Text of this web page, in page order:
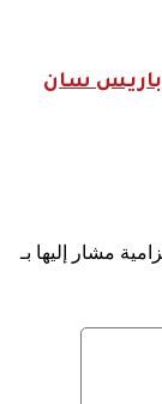
قائمة باريس سان
مشار إليها بـ